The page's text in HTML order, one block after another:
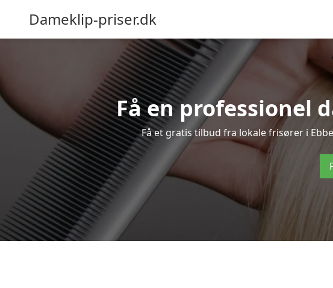
Dameklip-priser.dk
Få en professionel
Få et gratis tilbud fra lokale frisører i